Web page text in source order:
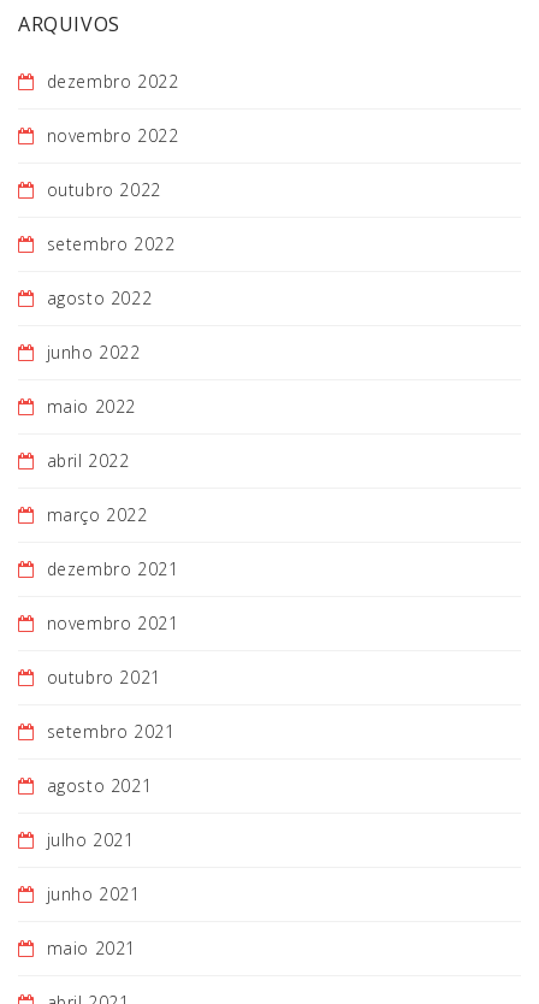
ARQUIVOS
dezembro 2022
novembro 2022
outubro 2022
setembro 2022
agosto 2022
junho 2022
maio 2022
abril 2022
março 2022
dezembro 2021
novembro 2021
outubro 2021
setembro 2021
agosto 2021
julho 2021
junho 2021
maio 2021